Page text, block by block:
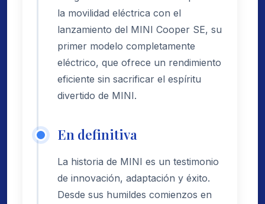
la movilidad eléctrica con el
lanzamiento del MINI Cooper SE, su
primer modelo completamente
eléctrico, que ofrece un rendimiento
eficiente sin sacrificar el espíritu
divertido de MINI.
En definitiva
La historia de MINI es un testimonio
de innovación, adaptación y éxito.
Desde sus humildes comienzos en